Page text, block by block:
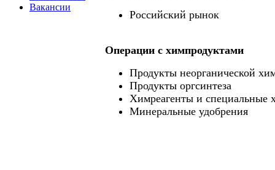
Вакансии
Российский рынок
Операции c химпродуктами
Продукты неорганической
Продукты оргсинтеза
Химреагенты и специальные
Минеральные удобрения